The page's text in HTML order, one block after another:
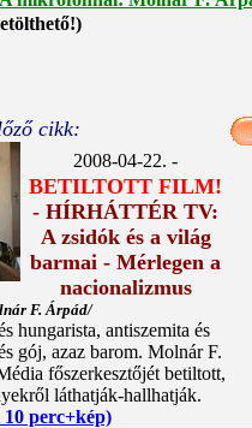
cikk:
2008-04-22. -
BETILTOTT FILM!
- HÍRHÁTTÉR TV:
A zsidók és a világ
barmai - Mérlegen a
nacionalizmus
F. Árpád/
hungarista, antiszemita és
gój, azaz barom. Molnár F.
főszerkesztőjét betiltott,
láthatják-hallhatják.
perc+kép)